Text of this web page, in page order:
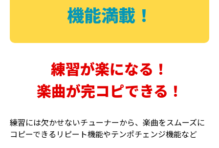
DELAY PHASER
機能満載！
練習が楽になる！
楽曲が完コピできる！
練習には欠かせないチューナーから、楽曲をスムーズに
コピーできるリピート機能やテンポチェンジ機能など